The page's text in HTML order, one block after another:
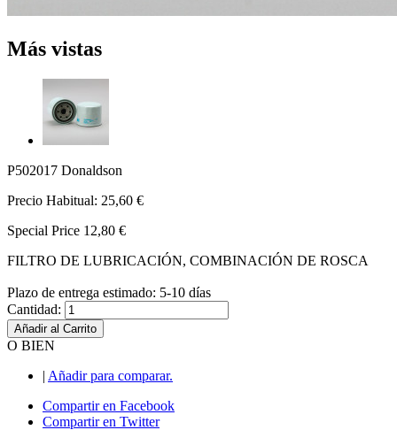
Más vistas
P502017 Donaldson
Precio Habitual: 25,60 €
Special Price 12,80 €
FILTRO DE LUBRICACIÓN, COMBINACIÓN DE ROSCA
Plazo de entrega estimado: 5-10 días
Cantidad:
Añadir al Carrito
O BIEN
| Añadir para comparar.
Compartir en Facebook
Compartir en Twitter